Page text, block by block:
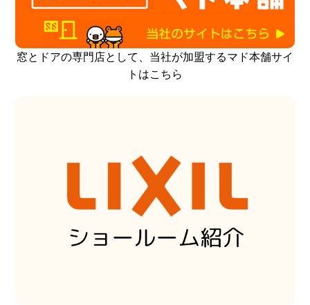
窓とドアの専門店として、当社が加盟するマド本舗サイ
トはこちら